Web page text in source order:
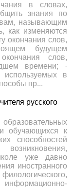
в словах,
знания по
называющим
как изменяются
окончания слов,
будущем
слов,
времени; ·
в
пр...
русского
обучающихся к
способностей
уже давно
иностранного